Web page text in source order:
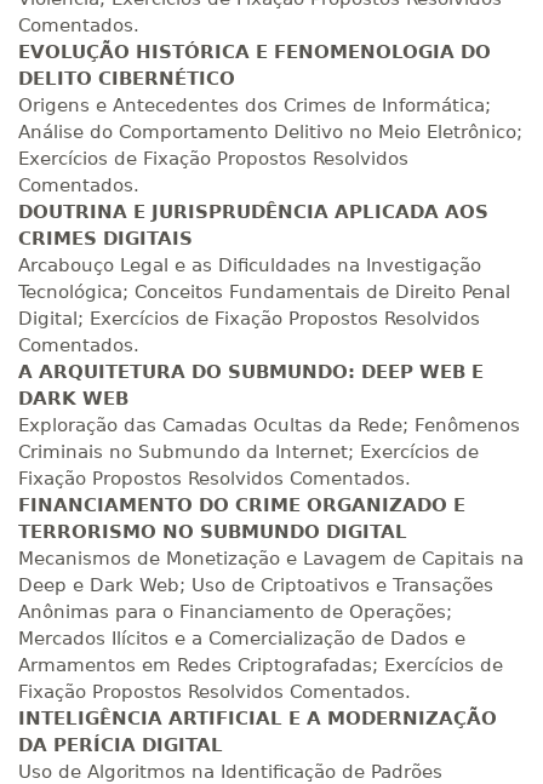
420 H 53 dias 150 dias
440 H 55 dias 150dias
R$ 2.240,16
Matricular
Comentados.
EVOLUÇÃO HISTÓRICA E FENOMENOLOGIA DO
DELITO CIBERNÉTICO
Origens e Antecedentes dos Crimes de Informática;
Análise do Comportamento Delitivo no Meio Eletrônico;
Exercícios de Fixação Propostos Resolvidos
Comentados.
DOUTRINA E JURISPRUDÊNCIA APLICADA AOS
CRIMES DIGITAIS
Arcabouço Legal e as Dificuldades na Investigação
Tecnológica; Conceitos Fundamentais de Direito Penal
Digital; Exercícios de Fixação Propostos Resolvidos
Comentados.
A ARQUITETURA DO SUBMUNDO: DEEP WEB E
DARK WEB
Exploração das Camadas Ocultas da Rede; Fenômenos
Criminais no Submundo da Internet; Exercícios de
Fixação Propostos Resolvidos Comentados.
FINANCIAMENTO DO CRIME ORGANIZADO E
TERRORISMO NO SUBMUNDO DIGITAL
Mecanismos de Monetização e Lavagem de Capitais na
Deep e Dark Web; Uso de Criptoativos e Transações
Anônimas para o Financiamento de Operações;
Mercados Ilícitos e a Comercialização de Dados e
Armamentos em Redes Criptografadas; Exercícios de
Fixação Propostos Resolvidos Comentados.
INTELIGÊNCIA ARTIFICIAL E A MODERNIZAÇÃO
DA PERÍCIA DIGITAL
Uso de Algoritmos na Identificação de Padrões